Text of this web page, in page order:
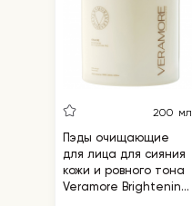
200 мл
Пэды очищающие
для лица для сияния
кожи и ровного тона
Veramore Brightening